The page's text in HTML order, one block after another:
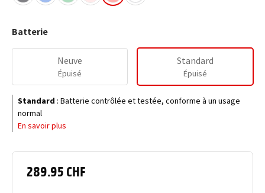
289.95 CHF
Batterie
Neuve
Épuisé
Standard
Épuisé
Standard : Batterie contrôlée et testée, conforme à un usage
normal
En savoir plus